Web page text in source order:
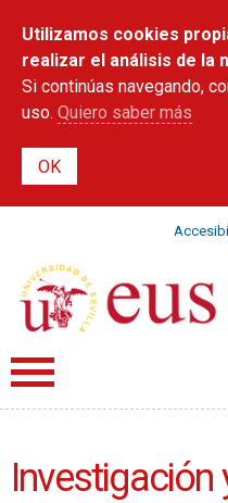
Utilizamos cookies
realizar el análisis de la
Si continúas navegando,
uso. Quiero saber más
Investigación